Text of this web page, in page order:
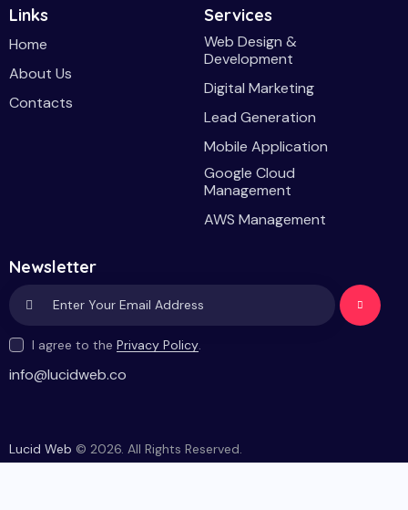
Links
Home
About Us
Contacts
Services
Web Design &
Development
Digital Marketing
Lead Generation
Mobile Application
Google Cloud
Management
AWS Management
Newsletter
Subscri
I agree to the Privacy Policy.
info@lucidweb.co
Lucid Web © 2026. All Rights Reserved.